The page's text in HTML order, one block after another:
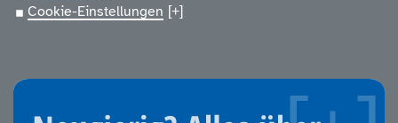
Cookie-Einstellungen